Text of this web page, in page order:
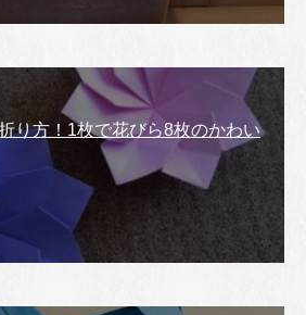
り方！1枚で花びら8枚のかわい